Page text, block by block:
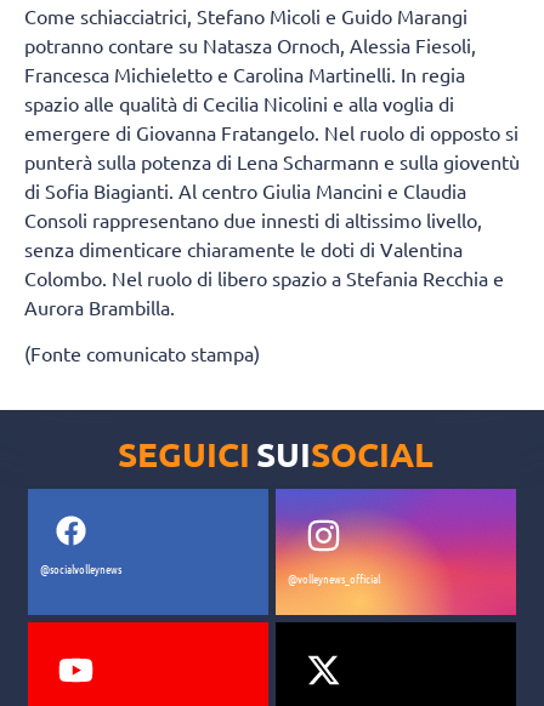
Come schiacciatrici, Stefano Micoli e Guido Marangi
potranno contare su Natasza Ornoch, Alessia Fiesoli,
Francesca Michieletto e Carolina Martinelli. In regia
spazio alle qualità di Cecilia Nicolini e alla voglia di
emergere di Giovanna Fratangelo. Nel ruolo di opposto si
punterà sulla potenza di Lena Scharmann e sulla gioventù
di Sofia Biagianti. Al centro Giulia Mancini e Claudia
Consoli rappresentano due innesti di altissimo livello,
senza dimenticare chiaramente le doti di Valentina
Colombo. Nel ruolo di libero spazio a Stefania Recchia e
Aurora Brambilla.
(Fonte comunicato stampa)